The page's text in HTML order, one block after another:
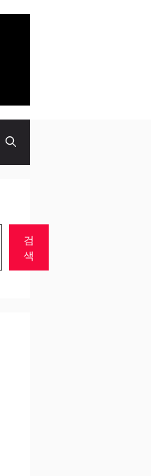
검
색